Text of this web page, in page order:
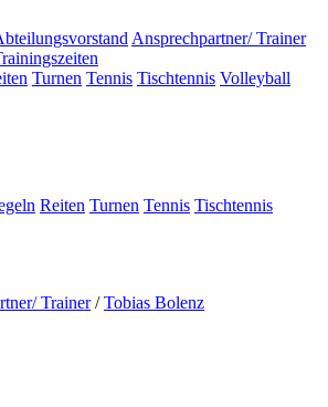
Ansprechpartner/ Trainer
Turnen Tennis Tischtennis Volleyball
Reiten Turnen Tennis Tischtennis
Trainer / Tobias Bolenz